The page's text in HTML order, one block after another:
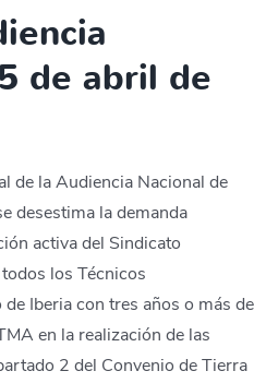
de abril de
de la Audiencia Nacional de
desestima la demanda
activa del Sindicato
los Técnicos
Iberia con tres años o más de
en la realización de las
2 del Convenio de Tierra